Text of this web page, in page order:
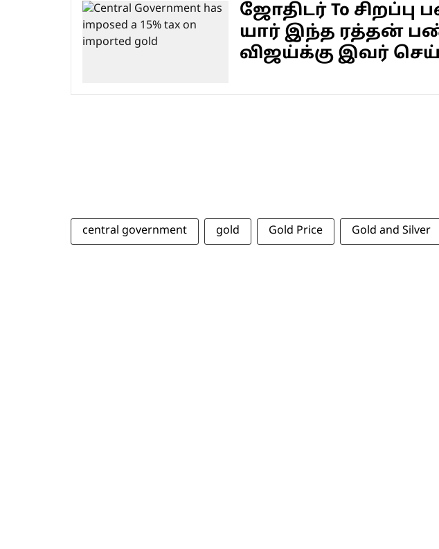
ஜோதிடர் To சிறப்பு
யார் இந்த ரத்தன்
விஜய்க்கு இவர்
central government gold Gold Price Gold and Silver